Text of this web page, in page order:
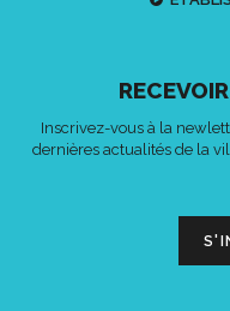
Inscrivez-vous à la
dernières actualités de la